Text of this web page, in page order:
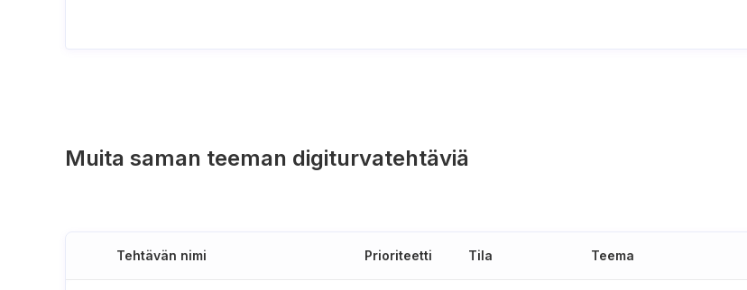
Muita saman teeman digiturvatehtäviä
Tehtävän nimi Prioriteetti Tila Teema